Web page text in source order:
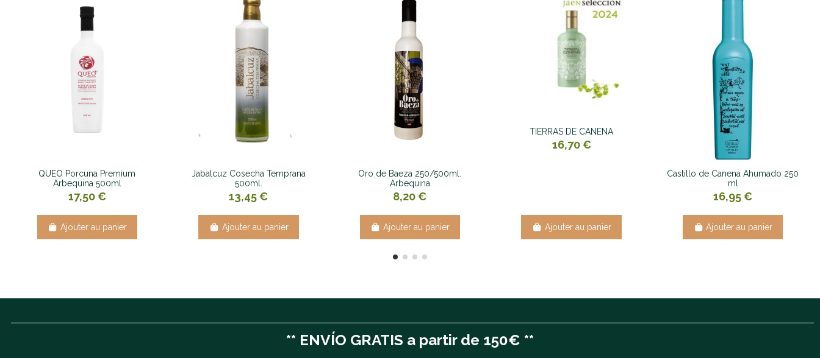
QUEO Porcuna Premium
Arbequina 500ml
17,50 €
Ajouter au panier
Jabalcuz Cosecha Temprana
500ml.
13,45 €
Ajouter au panier
Oro de Baeza 250/500ml.
Arbequina
8,20 €
Ajouter au panier
TIERRAS DE CANENA
16,70 €
Ajouter au panier
Castillo de Canena Ahumado 250
ml
16,95 €
Ajouter au panier
** ENVÍO GRATIS a partir de 150€ **